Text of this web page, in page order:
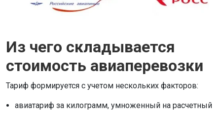
Из чего складывается
стоимость авиаперевозки
Тариф формируется с учетом нескольких факторов:
авиатариф за килограмм, умноженный на расчетный